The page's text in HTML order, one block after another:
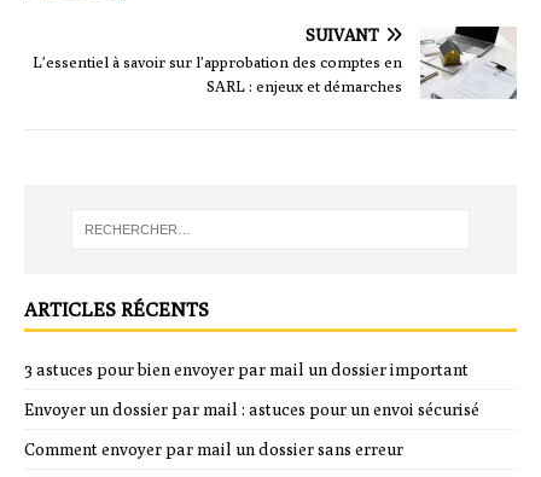
SUIVANT
L’essentiel à savoir sur l’approbation des comptes en
SARL : enjeux et démarches
ARTICLES RÉCENTS
3 astuces pour bien envoyer par mail un dossier important
Envoyer un dossier par mail : astuces pour un envoi sécurisé
Comment envoyer par mail un dossier sans erreur